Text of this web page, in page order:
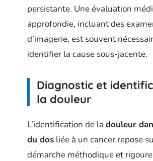
persistante. Une évaluation
approfondie, incluant des
d’imagerie, est souvent
identifier la cause sous-jacente.
Diagnostic et
la douleur
L’identification de la douleur
du dos liée à un cancer repose
démarche méthodique et